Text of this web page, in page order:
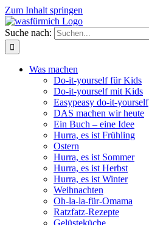
Zum Inhalt springen
Suche nach:
Was machen
Do-it-yourself für Kids
Do-it-yourself mit Kids
Easypeasy do-it-yourself
DAS machen wir heute
Ein Buch – eine Idee
Hurra, es ist Frühling
Ostern
Hurra, es ist Sommer
Hurra, es ist Herbst
Hurra, es ist Winter
Weihnachten
Oh-la-la-für-Omama
Ratzfatz-Rezepte
Gelüsteküche